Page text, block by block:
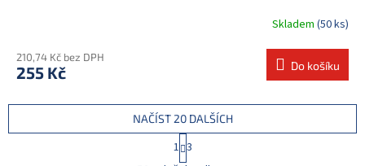
Skladem (50 ks)
210,74 Kč bez DPH
255 Kč Do košíku
O
NAČÍST 20 DALŠÍCH
S
t
1 3